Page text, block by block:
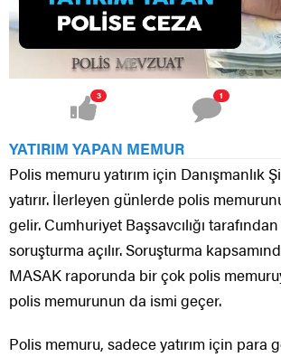
3 1
YATIRIM YAPAN MEMUR
Polis memuru yatırım için Danışmanlık
yatırır. İlerleyen günlerde polis
gelir. Cumhuriyet Başsavcılığı
soruşturma açılır. Soruşturma
MASAK raporunda bir çok polis
polis memurunun da ismi geçer.
Polis memuru, sadece yatırım için para